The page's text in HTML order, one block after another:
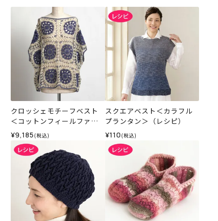
クロッシェモチーフベスト
＜コットンフィールファイ
ン＞（編み物 材料セット）
¥9,185 (税込)
スクエアベスト＜カラフル
プランタン＞（レシピ）
¥110 (税込)